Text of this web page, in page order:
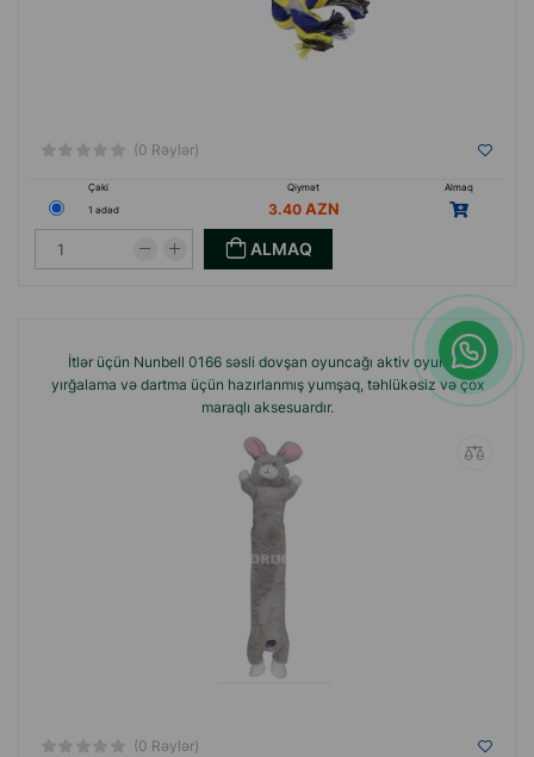
(0 Rəylər)
Çəki Qiymət
Almaq
1 ədəd
3.40
ALMAQ
İtlər üçün Nunbell 0166 səsli dovşan oyuncağı aktiv oyunlar,
yırğalama və dartma üçün hazırlanmış yumşaq, təhlükəsiz və çox
maraqlı aksesuardır.
(0 Rəylər)